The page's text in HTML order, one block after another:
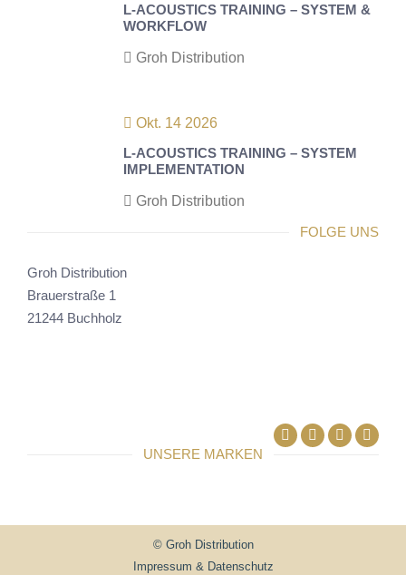
L-ACOUSTICS TRAINING – SYSTEM &
WORKFLOW
Groh Distribution
Okt. 14 2026
L-ACOUSTICS TRAINING – SYSTEM
IMPLEMENTATION
Groh Distribution
FOLGE UNS
Groh Distribution
Brauerstraße 1
21244 Buchholz
FacebookLinkedin
UNSERE MARKEN
© Groh Distribution
Impressum & Datenschutz